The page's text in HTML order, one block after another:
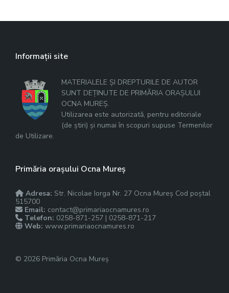
Informații site
MATERIALELE ȘI DREPTURILE DE AUTOR
SUNT DEȚINUTE DE PRIMĂRIA ORAȘULUI
OCNA MUREȘ.
Utilizarea este autorizată, pentru editoriale
(de știri) și numai în scopuri supuse Termenilor
de Utilizare.
Primăria orașului Ocna Mureș
Adresa: Str. Nicolae Iorga Nr. 27 Ocna Mureș Cod poștal
515700
Email: contact@primariaocnamures.ro
Telefon: 0258-871-257 | 0258-871-217
Web: www.primariaocnamures.ro
© 2026 Primăria Ocna Mureș